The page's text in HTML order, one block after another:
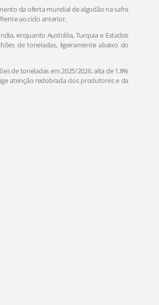
da oferta mundial de algodão na safra
ao ciclo anterior.
enquanto Austrália, Turquia e Estados
de toneladas, ligeiramente abaixo do
de toneladas em 2025/2026, alta de 1,8%
atenção redobrada dos produtores e da